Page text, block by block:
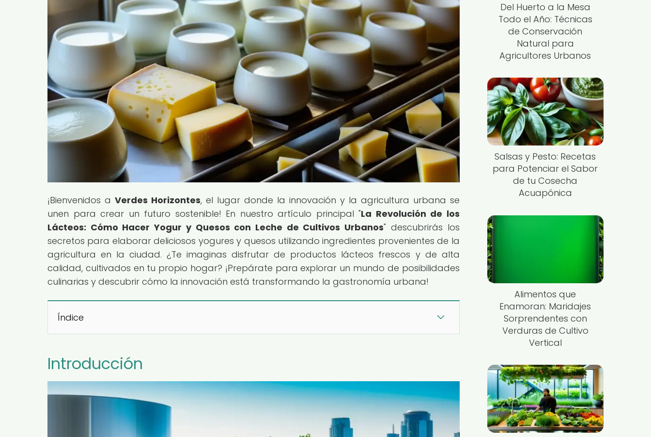
¡Bienvenidos a Verdes Horizontes, el lugar donde la innovación y la agricultura urbana se
unen para crear un futuro sostenible! En nuestro artículo principal "La Revolución de los
Lácteos: Cómo Hacer Yogur y Quesos con Leche de Cultivos Urbanos" descubrirás los
secretos para elaborar deliciosos yogures y quesos utilizando ingredientes provenientes de la
agricultura en la ciudad. ¿Te imaginas disfrutar de productos lácteos frescos y de alta
calidad, cultivados en tu propio hogar? ¡Prepárate para explorar un mundo de posibilidades
culinarias y descubrir cómo la innovación está transformando la gastronomía urbana!
Índice
Introducción
Del Huerto a la Mesa
Todo el Año: Técnicas
de Conservación
Natural para
Agricultores Urbanos
Salsas y Pesto: Recetas
para Potenciar el Sabor
de tu Cosecha
Acuapónica
Alimentos que
Enamoran: Maridajes
Sorprendentes con
Verduras de Cultivo
Vertical